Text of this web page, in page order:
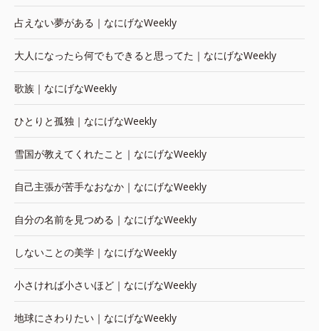
占えない夢がある｜なにげなWeekly
大人になったら何でもできると思ってた｜なにげなWeekly
歌族｜なにげなWeekly
ひとりと孤独｜なにげなWeekly
雪国が教えてくれたこと｜なにげなWeekly
自己主張が苦手なおなか｜なにげなWeekly
自分の名前を見つめる｜なにげなWeekly
しないことの美学｜なにげなWeekly
小さければ小さいほど｜なにげなWeekly
地球にさわりたい｜なにげなWeekly